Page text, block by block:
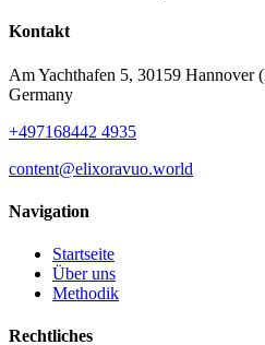
Kontakt
Am Yachthafen 5, 30159 Hannover
Germany
+497168442 4935
content@elixoravuo.world
Navigation
Startseite
Über uns
Methodik
Rechtliches